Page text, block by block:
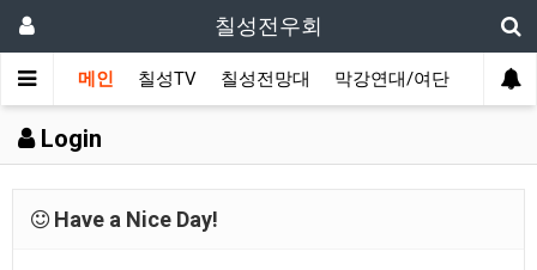
칠성전우회
메인 칠성TV 칠성전망대 막강연대/여단 사단
Login
Have a Nice Day!